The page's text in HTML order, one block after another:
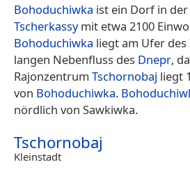
Bohoduchiwka ist ein Dorf in der
Tscherkassymit etwa 2100
Bohoduchiwka liegt am Ufer
langen Nebenfluss des Dnepr,
Rajonzentrum Tschornobaj liegt
von Bohoduchiwka.
nördlich von Sawkiwka.
Tschornobaj
Kleinstadt